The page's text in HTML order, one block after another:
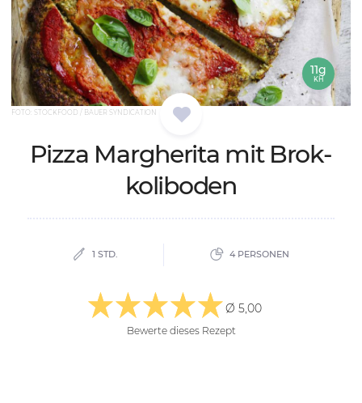
FOTO: STOCKFOOD / BAUER SYNDICATION
11g
KH
Piz­za Mar­ghe­ri­ta mit Brok­
ko­li­bo­den
1 STD. 4 PERSONEN
Ø 5,00
Bewerte dieses Rezept